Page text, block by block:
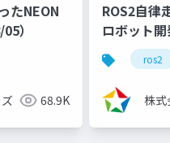
シリーズ
たNEON
）
68.9K
ROS2自律
ロボット
ルドシステ
（2022/
ros2
株式